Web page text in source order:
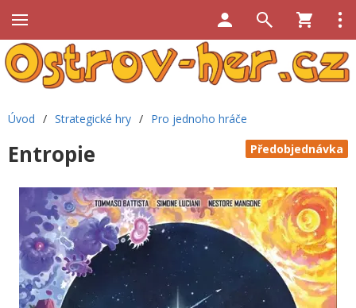
Úvod / Strategické hry / Pro jednoho hráče
Předobjednávka
Entropie